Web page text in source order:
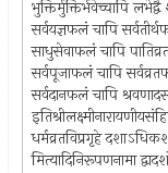
भुक्तिर्मुक्तिर्भवेच्चापि
सर्वयज्ञफलं चापि
साधुसेवाफलं चापि
सर्वपूजाफलं चापि
सर्वदानफलं चापि
धर्मव्रतविप्रगृहे
मित्यादिनिरूपणनामा